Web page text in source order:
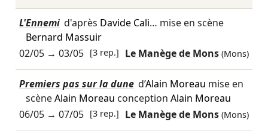
L'Ennemi d'après Davide Cali… mise en scène
Bernard Massuir
02/05→ 03/05 [3 rep.] Le Manège de Mons (Mons)
Premiers pas sur la dune d’Alain Moreau mise en
scèneAlain Moreau conception Alain Moreau
06/05→ 07/05 [3 rep.] Le Manège de Mons (Mons)